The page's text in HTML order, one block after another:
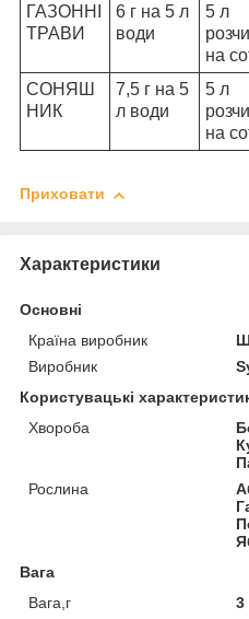
ГАЗОННІ
ТРАВИ
6 г на 5 л
води
5 л
на
СОНЯШ
НИК
7,5 г на 5
л води
5 л
на
Приховати
Характеристики
Основні
Країна виробник
Виробник
Користувацькі
Хвороба
Рослина
Вага
Вага,г
3